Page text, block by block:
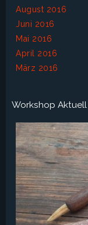
August 2016
Juni 2016
Mai 2016
April 2016
März 2016
Workshop Aktuell